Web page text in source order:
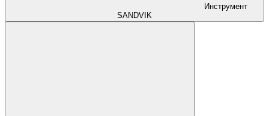
Инструмент
SANDVIK